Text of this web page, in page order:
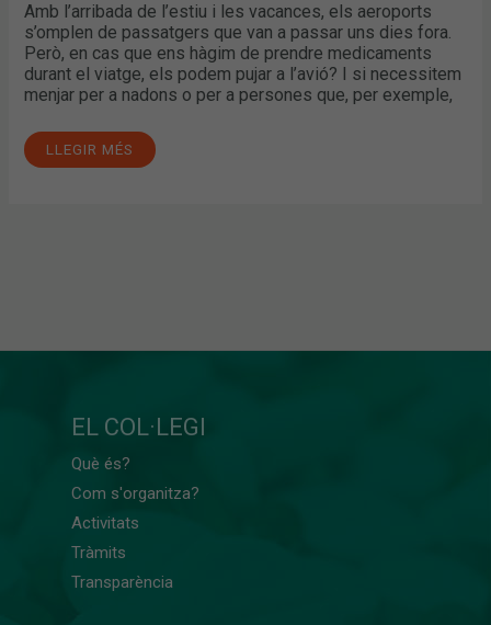
Amb l’arribada de l’estiu i les vacances, els aeroports
s’omplen de passatgers que van a passar uns dies fora.
Però, en cas que ens hàgim de prendre medicaments
durant el viatge, els podem pujar a l’avió? I si necessitem
menjar per a nadons o per a persones que, per exemple,
LLEGIR MÉS
EL COL·LEGI
Què és?
Com s'organitza?
Activitats
Tràmits
Transparència